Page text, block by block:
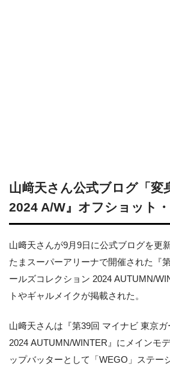
山﨑天さん公式ブログ「
2024 A/W』オフショット
山﨑天さんが9月9日に公式ブログを更
たまスーパーアリーナで開催された『
ールズコレクション 2024 AUTUMN/
トやギャルメイクが掲載された。
山﨑天さんは『第39回 マイナビ 東京
2024 AUTUMN/WINTER』にメインモ
ップバッターとして「WEGO」ステー